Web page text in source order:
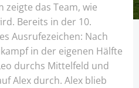
das Team, wie
Bereits in der 10.
Ausrufezeichen: Nach
in der eigenen Hälfte
durchs Mittelfeld und
Alex durch. Alex blieb